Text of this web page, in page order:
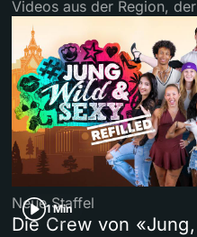
Videos aus der Region,
1 Min
Neue Staffel
Die Crew von